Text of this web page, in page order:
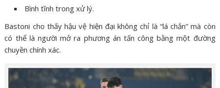
Bình tĩnh trong xử lý.
Bastoni cho thấy hậu vệ hiện đại không chỉ là “lá chắn” mà còn
có thể là người mở ra phương án tấn công bằng một đường
chuyền chính xác.